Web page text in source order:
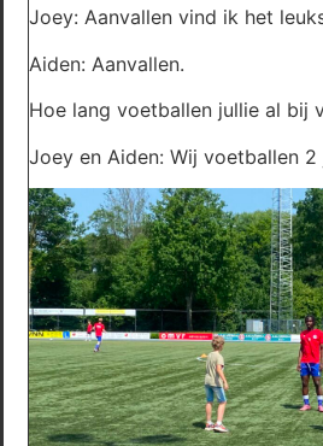
Joey: Aanvallen vind ik het
Aiden: Aanvallen.
Hoe lang voetballen jullie al bij
Joey en Aiden: Wij voetballen 2